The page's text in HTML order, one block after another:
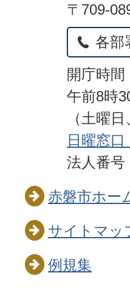
〒709-
各部
開庁時間
午前8時
（土曜
日曜窓口
法人番号
赤磐市ホー
サイトマッ
例規集